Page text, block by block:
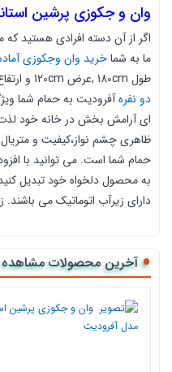
وان و جکوزی پرشین
اگر از آن دسته افرادی هستید
ما به شماخرید وان وجکوزی
طول 180cm ,عرض 120cm و ارتفاع 57cm را معرفی می کنیم .
دو نفرهآفرودیت به حمام شما
ای آرامش بخش در خانه خود
ظاهری چشم نواز،کیفیت و
حمام شما است. می توانید با
به محصول دلخواه خود تبدیل
دارای زیرآب اتوماتیک می
شود.
دهید و درب منزل تحویل بگیرید.
آخرین محصولات